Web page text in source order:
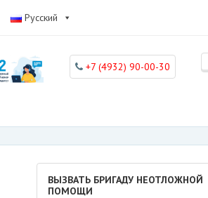
Русский
+7 (4932) 90-00-30
ВЫЗВАТЬ БРИГАДУ НЕОТЛОЖНОЙ
ПОМОЩИ